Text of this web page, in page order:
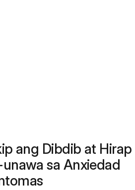
ang Dibdib at Hirap
sa Anxiedad